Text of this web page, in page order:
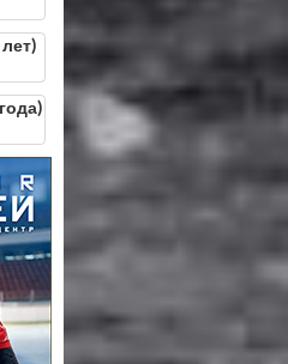
лет)